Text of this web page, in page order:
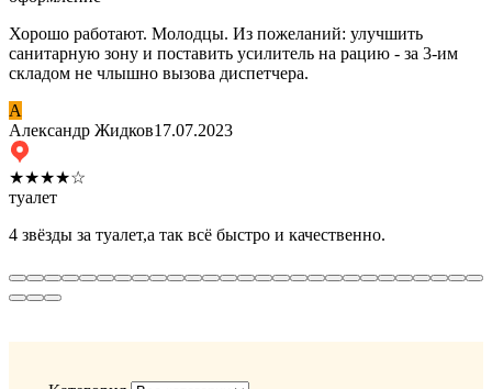
Хорошо работают. Молодцы. Из пожеланий: улучшить
санитарную зону и поставить усилитель на рацию - за 3-им
складом не члышно вызова диспетчера.
А
Александр Жидков17.07.2023
★★★★☆
туалет
4 звёзды за туалет,а так всё быстро и качественно.